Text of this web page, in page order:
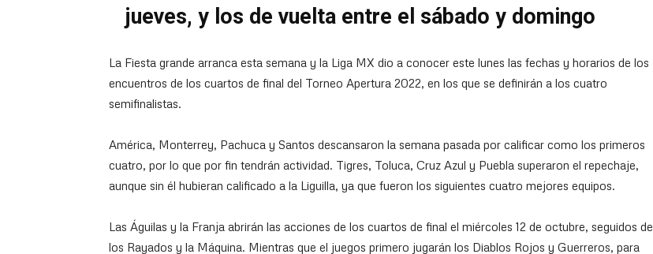
jueves, y los de vuelta entre el sábado y domingo
La Fiesta grande arranca esta semana y la Liga MX dio a conocer este lunes las fechas y horarios de los
encuentros de los cuartos de final del Torneo Apertura 2022, en los que se definirán a los cuatro
semifinalistas.
América, Monterrey, Pachuca y Santos descansaron la semana pasada por calificar como los primeros
cuatro, por lo que por fin tendrán actividad. Tigres, Toluca, Cruz Azul y Puebla superaron el repechaje,
aunque sin él hubieran calificado a la Liguilla, ya que fueron los siguientes cuatro mejores equipos.
Las Águilas y la Franja abrirán las acciones de los cuartos de final el miércoles 12 de octubre, seguidos de
los Rayados y la Máquina. Mientras que el juegos primero jugarán los Diablos Rojos y Guerreros, para